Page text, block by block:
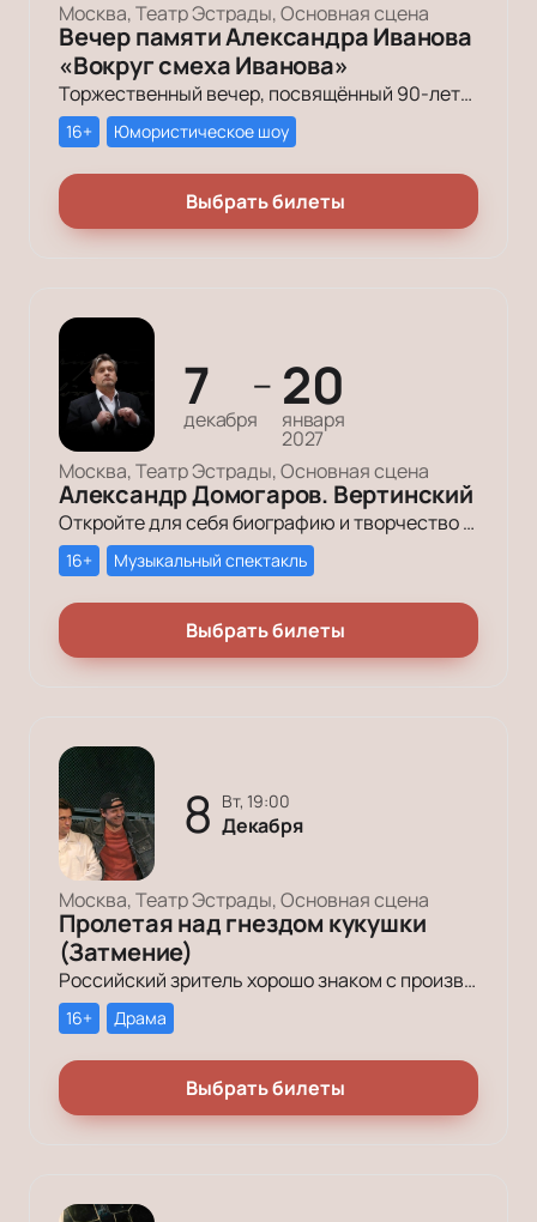
Москва, Театр Эстрады, Основная сцена
Вечер памяти Александра Иванова
«Вокруг смеха Иванова»
Торжественный вечер, посвящённый 90-летию со дня рождения легендарного поэта-пародиста, столпа советского юмора Александра Иванова.
16+ Юмористическое шоу
Выбрать билеты
7
декабря
— 20
января
2027
Москва, Театр Эстрады, Основная сцена
Александр Домогаров. Вертинский
Откройте для себя биографию и творчество Александра Вертинского на уникальном спектакле в Театре эстрады Москвы. Насладитесь выступлением Домогарова и джазового квартета. Узнайте больше о постановке и истории артиста.
16+ Музыкальный спектакль
Выбрать билеты
8 вт, 19:00
Декабря
Москва, Театр Эстрады, Основная сцена
Пролетая над гнездом кукушки
(Затмение)
Российский зритель хорошо знаком с произведением Кена Кизи «Пролетая над гнездом кукушки». История поменяла название (теперь оно звучит совсем кратко – «Затмение»), но сюжет по-прежнему будоражит умы зрителей.
16+ Драма
Выбрать билеты